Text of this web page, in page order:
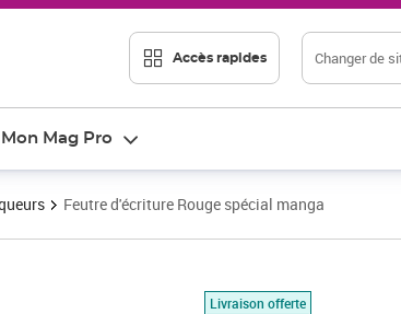
Accès rapides Changer de
Mon Mag Pro
Feutre d'écriture Rouge spécial manga
Livraison offerte
Prix 3,43€